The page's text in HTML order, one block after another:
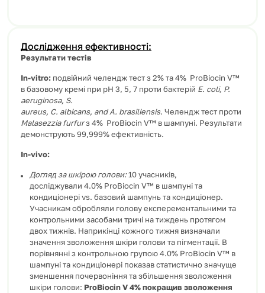
Дослідження ефективності:
Результати тестів
In-vitro: подвійний челендж тест з 2% та 4% ProBiocin V™
в базовому кремі при рН 3, 5, 7 проти бактерій E. coli, P.
aeruginosa, S.
aureus, C. albicans, and A. brasiliensis. Челендж тест проти
Malasezzia furfurз 4% ProBiocin V™ в шампуні. Результати
демонструють 99,999% ефективність.
In-vivo:
Догляд за шкірою голови:10 учасників,
досліджували 4.0% ProBiocin V™ в шампуні та
кондиціонері vs. базовий шампунь та кондиціонер.
Учасникам обробляли голову експерементальними та
контрольними засобами тричі на тиждень протягом
двох тижнів. Наприкінці кожного тижня визначали
значення зволоження шкіри голови та пігментації. В
порівнянні з контрольною групою 4.0% ProBiocin V™ в
шампуні та кондиціонері показав статистично значуще
зменшення почервоніння та збільшення зволоження
шкіри голови: ProBiocin V 4% покращив зволоження